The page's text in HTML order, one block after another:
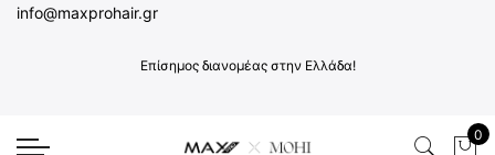
info@maxprohair.gr
Επίσημος διανομέας στην Ελλάδα!
0